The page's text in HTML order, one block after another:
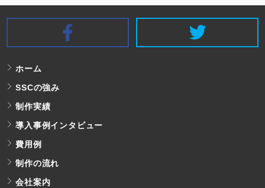
SSC Facebook
ホーム
SSCの強み
制作実績
導入事例インタビュー
費用例
制作の流れ
会社案内